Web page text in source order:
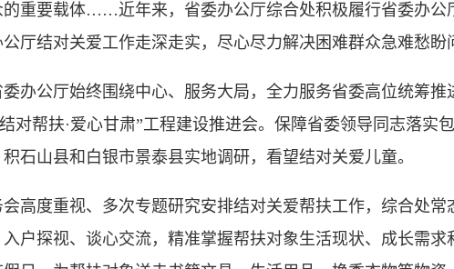
重要载体……近年来，省委办公厅综合处积极履行省委办公
厅结对关爱工作走深走实，尽心尽力解决困难群众急难愁盼
公厅始终围绕中心、服务大局，全力服务省委高位统筹推
对帮扶·爱心甘肃”工程建设推进会。保障省委领导同志落实
石山县和白银市景泰县实地调研，看望结对关爱儿童。
度重视、多次专题研究安排结对关爱帮扶工作，综合处常
户探视、谈心交流，精准掌握帮扶对象生活现状、成长需求